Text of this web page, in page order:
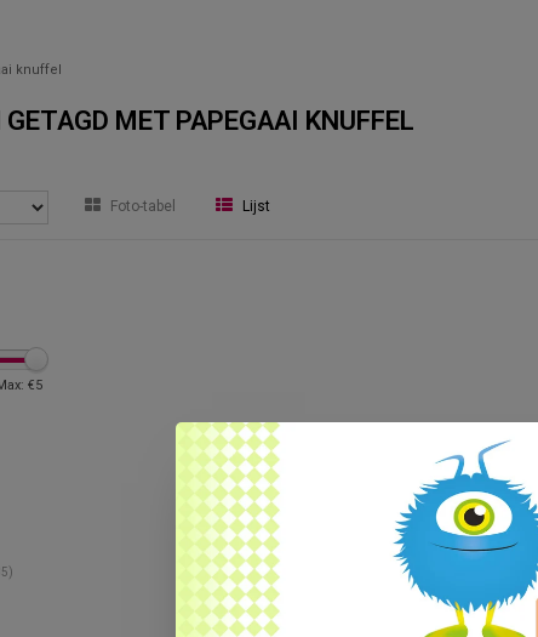
knuffel
GETAGD MET PAPEGAAI KNUFFEL
Foto-tabel Lijst
€5